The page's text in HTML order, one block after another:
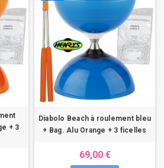
+ 3
Diabolo Beach à roulement bleu
+ Bag. Alu Orange + 3 ficelles
69,00 €